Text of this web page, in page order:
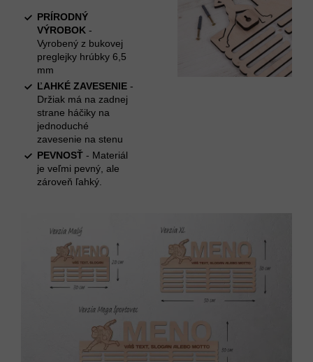
PRÍRODNÝ
VÝROBOK -
Vyrobený z bukovej
preglejky hrúbky 6,5
mm
ĽAHKÉ ZAVESENIE -
Držiak má na zadnej
strane háčiky na
jednoduché
zavesenie na stenu
PEVNOSŤ - Materiál
je veľmi pevný, ale
zároveň ľahký.